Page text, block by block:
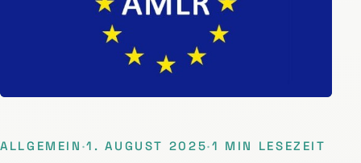
ALLGEMEIN ·1. AUGUST 2025·1 MIN LESEZEIT